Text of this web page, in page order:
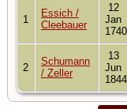
1
Essich /
Cleebauer
12
Jan
1740
2
Schumann
/ Zeller
13
Jun
1844